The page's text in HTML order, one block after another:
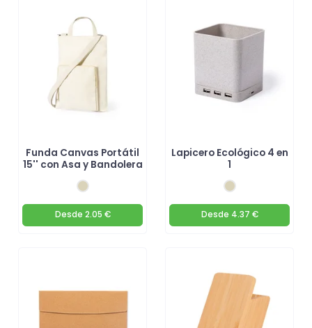
Funda Canvas Portátil
15'' con Asa y Bandolera
Desde 2.05 €
Lapicero Ecológico 4 en
1
Desde 4.37 €